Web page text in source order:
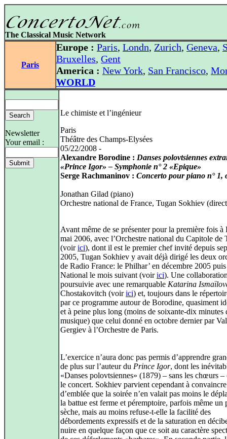
The Classical Music Network
Paris
Europe : Paris, Londn, Zurich, Geneva,
Bruxelles, Gent
America : New York, San Francisco,
WORLD
Newsletter
Your email :
Le chimiste et l’ingénieur
Paris
Théâtre des Champs-Elysées
05/22/2008 -
Alexandre Borodine : Danses polovtsiennes
«Prince Igor» – Symphonie n° 2 «Epique»
Serge Rachmaninov : Concerto pour piano n° 1,
Jonathan Gilad (piano)
Orchestre national de France, Tugan Sokhiev
Avant même de se présenter pour la première fois à
mai 2006, avec l’Orchestre national du Capitole de
(voirici), dont il est le premier chef invité depuis
2005, Tugan Sokhiev y avait déjà dirigé les deux
de Radio France: le Philhar’ en décembre 2005
National le mois suivant (voirici). Une
poursuivie avec une remarquable Katarina
Chostakovitch (voirici) et, toujours dans le
par ce programme autour de Borodine, quasiment
et à peine plus long (moins de soixante-dix minutes
musique) que celui donné en octobre dernier par
Gergiev à l’Orchestre de Paris.
L’exercice n’aura donc pas permis d’apprendre
de plus sur l’auteur du Prince Igor, dont les
«Danses polovtsiennes» (1879) – sans les chœurs –
le concert. Sokhiev parvient cependant à convaincre
d’emblée que la soirée n’en valait pas moins le
la battue est ferme et péremptoire, parfois même un
sèche, mais au moins refuse-t-elle la facilité des
débordements expressifs et de la saturation en
nuire en quelque façon que ce soit au caractère